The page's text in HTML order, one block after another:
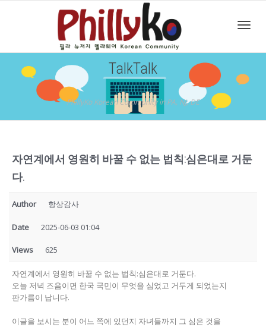
TalkTalk
PhillyKo Korean Community in PA, NJ, DE
자연계에서 영원히 바꿀 수 없는 법칙:심은대로 거둔
다.
Author 항상감사
Date 2025-06-03 01:04
Views 625
자연계에서 영원히 바꿀 수 없는 법칙:심은대로 거둔다.
오늘 저녁 즈음이면 한국 국민이 무엇을 심었고 거두게 되었는지
판가름이 납니다.
이글을 보시는 분이 어느 쪽에 있던지 자녀들까지 그 심은 것을